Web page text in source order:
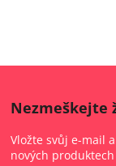
Nezmeškejte
Vložte svůj e-mail
nových